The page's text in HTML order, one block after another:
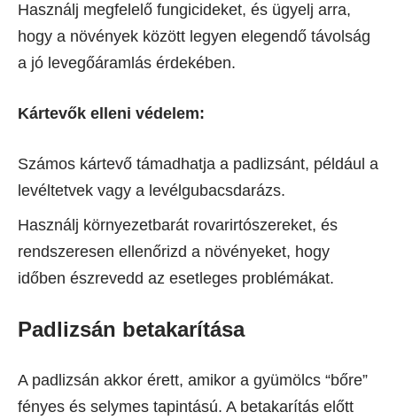
Használj megfelelő fungicideket, és ügyelj arra,
hogy a növények között legyen elegendő távolság
a jó levegőáramlás érdekében.
Kártevők elleni védelem:
Számos kártevő támadhatja a padlizsánt, például a
levéltetvek vagy a levélgubacsdarázs.
Használj környezetbarát rovarirtószereket, és
rendszeresen ellenőrizd a növényeket, hogy
időben észrevedd az esetleges problémákat.
Padlizsán betakarítása
A padlizsán akkor érett, amikor a gyümölcs “bőre”
fényes és selymes tapintású. A betakarítás előtt